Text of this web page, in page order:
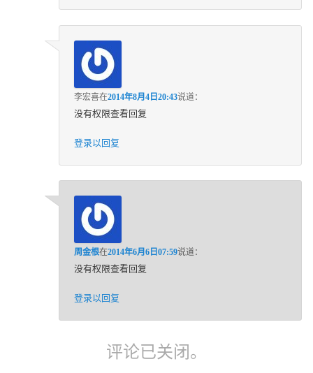
李宏喜在2014年8月4日20:43说道：
没有权限查看回复
登录以回复
周金根在2014年6月6日07:59说道：
没有权限查看回复
登录以回复
评论已关闭。